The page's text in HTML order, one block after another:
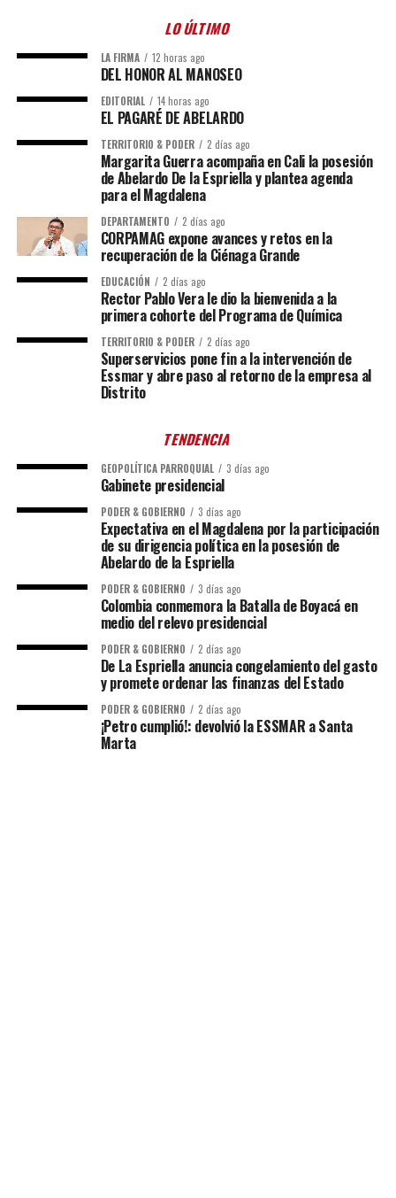
LO ÚLTIMO
LA FIRMA 12 horas ago
DEL HONOR AL MANOSEO
EDITORIAL 14 horas ago
EL PAGARÉ DE ABELARDO
TERRITORIO & PODER 2 días ago
Margarita Guerra acompaña en Cali la posesión
de Abelardo De la Espriella y plantea agenda
para el Magdalena
DEPARTAMENTO 2 días ago
CORPAMAG expone avances y retos en la
recuperación de la Ciénaga Grande
EDUCACIÓN 2 días ago
Rector Pablo Vera le dio la bienvenida a la
primera cohorte del Programa de Química
TERRITORIO & PODER 2 días ago
Superservicios pone fin a la intervención de
Essmar y abre paso al retorno de la empresa al
Distrito
TENDENCIA
GEOPOLÍTICA PARROQUIAL 3 días ago
Gabinete presidencial
PODER & GOBIERNO 3 días ago
Expectativa en el Magdalena por la participación
de su dirigencia política en la posesión de
Abelardo de la Espriella
PODER & GOBIERNO 3 días ago
Colombia conmemora la Batalla de Boyacá en
medio del relevo presidencial
PODER & GOBIERNO 2 días ago
De La Espriella anuncia congelamiento del gasto
y promete ordenar las finanzas del Estado
PODER & GOBIERNO 2 días ago
¡Petro cumplió!: devolvió la ESSMAR a Santa
Marta